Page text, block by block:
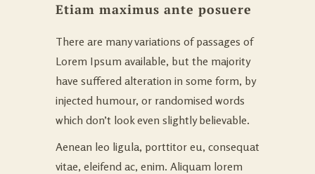
Etiam maximus ante posuere
There are many variations of passages of
Lorem Ipsum available, but the majority
have suffered alteration in some form, by
injected humour, or randomised words
which don’t look even slightly believable.
Aenean leo ligula, porttitor eu, consequat
vitae, eleifend ac, enim. Aliquam lorem